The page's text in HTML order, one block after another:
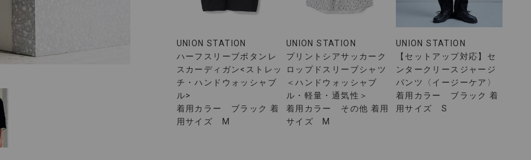
UNION STATION
ハーフスリーブボタンレ
スカーディガン<ストレッ
チ・ハンドウォッシャブ
ル>
着用カラー ブラック 着
用サイズ M
UNION STATION
プリントシアサッカーク
ロップドスリーブシャツ
＜ハンドウォッシャブ
ル・軽量・通気性＞
着用カラー その他 着用
サイズ M
UNION STATION
【セットアップ対応】セ
ンタークリースジャージ
パンツ〈イージーケア〉
着用カラー ブラック 着
用サイズ S